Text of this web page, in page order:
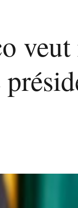
veut